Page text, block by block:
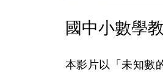
國中小數學
本影片以「未知數